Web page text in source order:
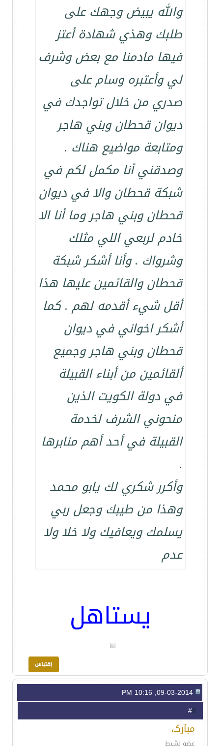
والله يبيض وجهك على
طلبك وهذي شهادة أعتز
فيها مادمنا مع بعض وشرف
لي وأعتبره وسام على
صدري من خلال تواجدك في
ديوان قحطان وبني هاجر
ومتابعة مواضيع هناك .
وصدقني أنا مكمل لكم في
شبكة قحطان والا في ديوان
قحطان وبني هاجر وما أنا الا
خادم لربعي اللي مثلك
وشرواك . وأنا أشكر شبكة
قحطان والقائمين عليها هذا
أقل شيء أقدمه لهم . كما
أشكر اخواني في ديوان
قحطان وبني هاجر وجميع
ألقائمين من أبناء القبيلة
في دولة الكويت الذين
منحوني الشرف لخدمة
القبيلة في أحد أهم منابرها
.
وأكرر شكري لك يابو محمد
وهذا من طيبك وجعل ربي
يسلمك ويعافيك ولا خلا ولا
عدم
يستاهل
9
مبآركـ،
عضو نشيط